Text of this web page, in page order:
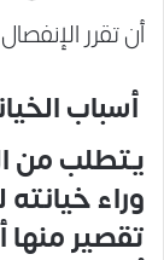
أن تقرر
أسباب
يتطلب من
وراء خيانته
تقصير